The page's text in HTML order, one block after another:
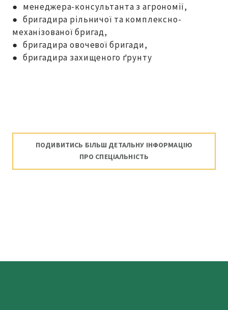
● менеджера-консультанта з агрономії,
● бригадира рільничої та комплексно-
механізованої бригад,
● бригадира овочевої бригади,
● бригадира захищеного ґрунту
ПОДИВИТИСЬ БІЛЬШ ДЕТАЛЬНУ ІНФОРМАЦІЮ
ПРО СПЕЦІАЛЬНІСТЬ